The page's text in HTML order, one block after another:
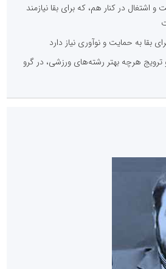
در کنار هم، که برای بقا نیازمند
بقا به حمایت و نوآوری نیاز دارد
هرچه بهتر رشته‌های ورزشی، در گرو